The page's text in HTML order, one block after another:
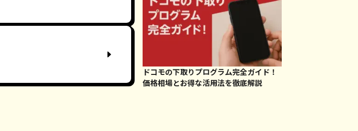
ドコモの下取りプログラム完全ガイド！
価格相場とお得な活用法を徹底解説